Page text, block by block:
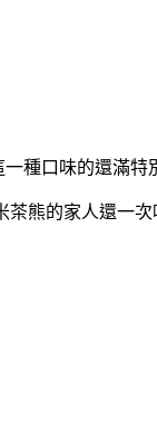
種口味的還滿特
茶熊的家人還一